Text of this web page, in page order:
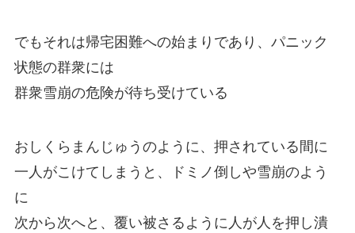
でもそれは帰宅困難への始まりであり、パニック
状態の群衆には
群衆雪崩の危険が待ち受けている
おしくらまんじゅうのように、押されている間に
一人がこけてしまうと、ドミノ倒しや雪崩のよう
に
次から次へと、覆い被さるように人が人を押し潰